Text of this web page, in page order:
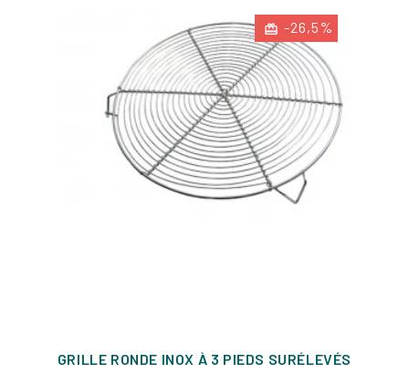
-26,5%
GRILLE RONDE INOX À 3 PIEDS SURÉLEVÉS